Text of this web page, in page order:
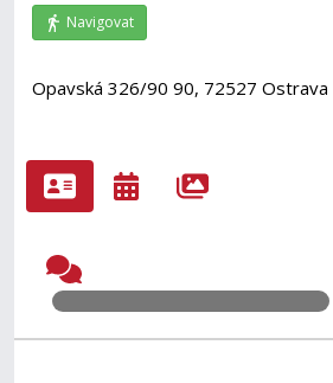
Navigovat
Opavská 326/90 90, 72527 Ostrava